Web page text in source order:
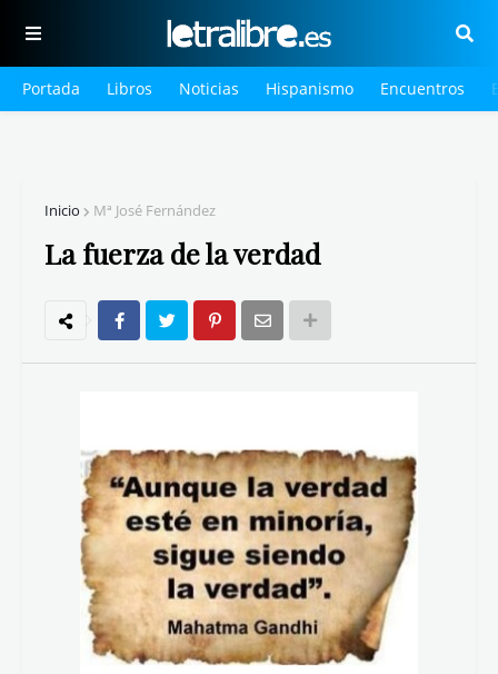
Portada Libros Noticias Hispanismo Encuentros
Inicio Mª José Fernández
La fuerza de la verdad